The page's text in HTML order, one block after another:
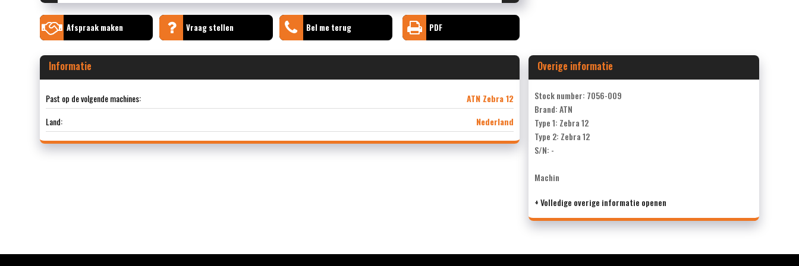
Afspraak maken Vraag stellen Bel me terug PDF
Informatie
Past op de volgende machines:
ATN Zebra 12
Land:
Nederland
Overige informatie
Stock number: 7056-009
Brand: ATN
Type 1: Zebra 12
Type 2: Zebra 12
S/N: -
Machin
+ Volledige overige informatie openen